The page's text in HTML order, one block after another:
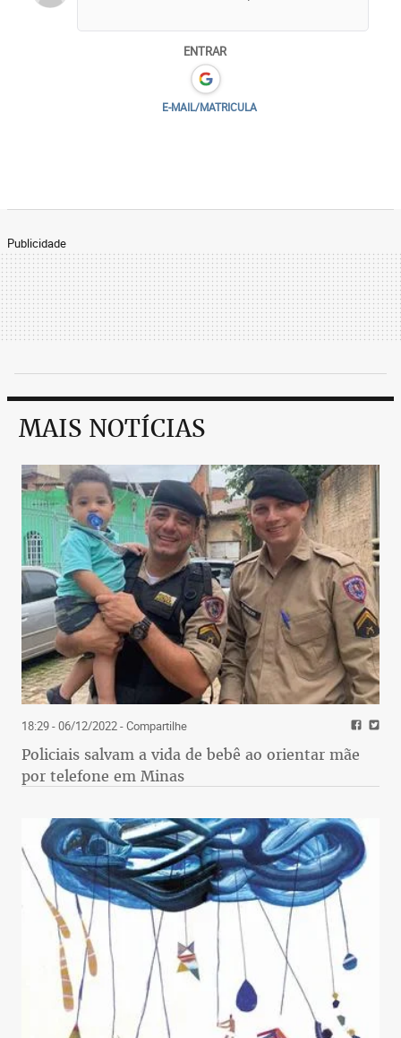
ENTRAR
E-MAIL/MATRICULA
Publicidade
MAIS NOTÍCIAS
18:29 - 06/12/2022- Compartilhe
Policiais salvam a vida de bebê ao orientar mãe
por telefone em Minas